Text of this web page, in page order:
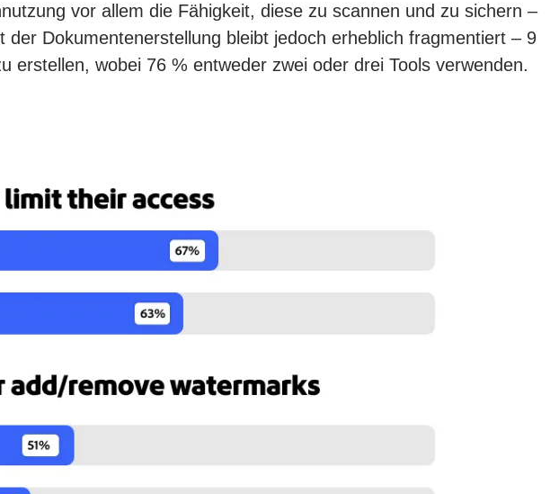
vor allem die Fähigkeit, diese zu scannen und zu sichern –
Dokumentenerstellung bleibt jedoch erheblich fragmentiert – 9
wobei 76 % entweder zwei oder drei Tools verwenden.